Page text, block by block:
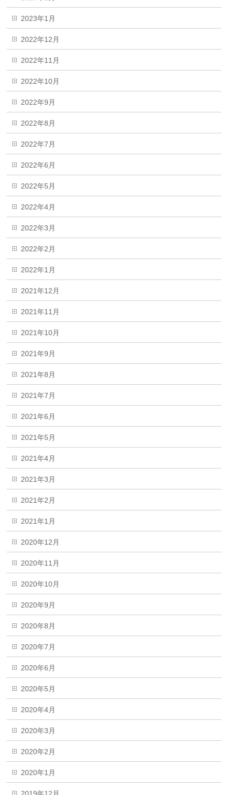
2023年1月
2022年12月
2022年11月
2022年10月
2022年9月
2022年8月
2022年7月
2022年6月
2022年5月
2022年4月
2022年3月
2022年2月
2022年1月
2021年12月
2021年11月
2021年10月
2021年9月
2021年8月
2021年7月
2021年6月
2021年5月
2021年4月
2021年3月
2021年2月
2021年1月
2020年12月
2020年11月
2020年10月
2020年9月
2020年8月
2020年7月
2020年6月
2020年5月
2020年4月
2020年3月
2020年2月
2020年1月